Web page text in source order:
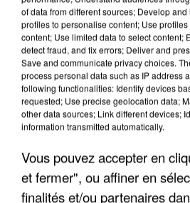
UNE TOURISTE DE L’OISE
COULÉE DE BOUE EN
of data from different sources; Develop
profiles to personalise content; Use
content; Use limited data to select content;
detect fraud, and fix errors; Deliver and
Save and communicate privacy choices.
process personal data such as IP address
following functionalities: Identify devices
requested; Use precise geolocation data;
other data sources; Link different devices;
information transmitted automatically.
Vous pouvez accepter en
et fermer", ou affiner en
finalités et/ou partenaires